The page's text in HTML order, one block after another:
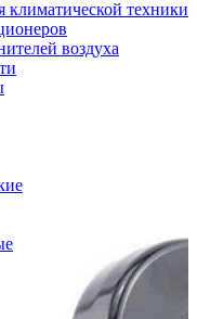
климатической техники
воздуха